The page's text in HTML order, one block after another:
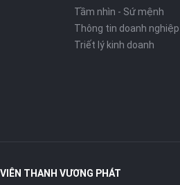
Tầm nhìn - Sứ mệnh
Thông tin doanh nghiệp
Triết lý kinh doanh
THANH VƯƠNG PHÁT